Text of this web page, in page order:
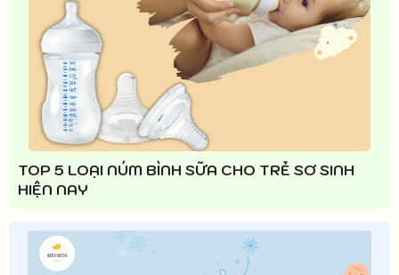
TOP 5 LOẠI NÚM BÌNH SỮA CHO TRẺ SƠ SINH
HIỆN NAY